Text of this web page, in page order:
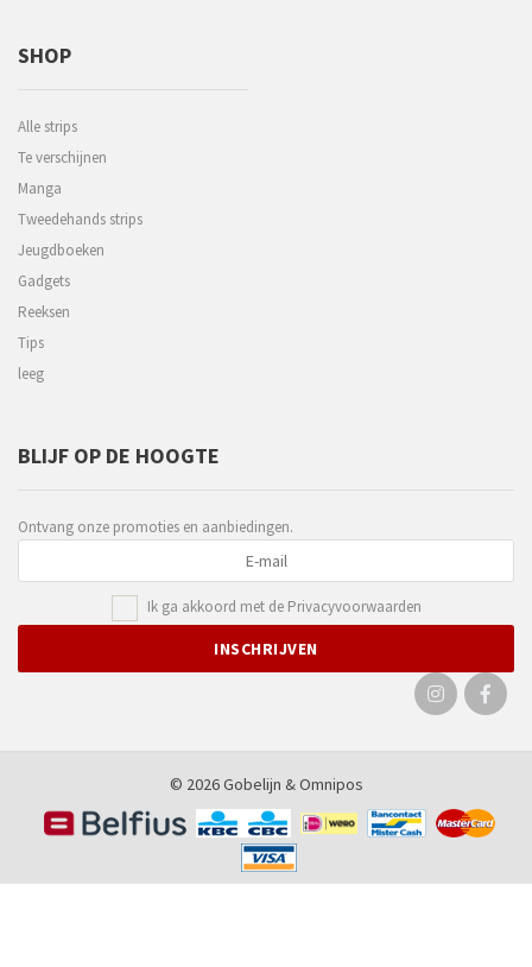
SHOP
Alle strips
Te verschijnen
Manga
Tweedehands strips
Jeugdboeken
Gadgets
Reeksen
Tips
leeg
BLIJF OP DE HOOGTE
Ontvang onze promoties en aanbiedingen.
Ik ga akkoord met de Privacyvoorwaarden
© 2026 Gobelijn &Omnipos